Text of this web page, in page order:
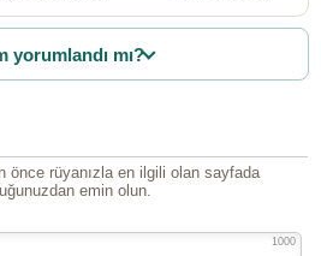
yorumlandı mı?
önce rüyanızla en ilgili olan sayfada
emin olun.
1000